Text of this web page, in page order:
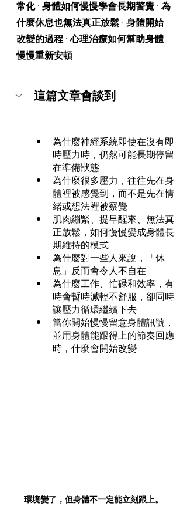
常化 · 身體如何慢慢學會長期警覺 · 為
什麼休息也無法真正放鬆 · 身體開始
改變的過程 · 心理治療如何幫助身體
慢慢重新安頓
這篇文章會談到
為什麼神經系統即使在沒有即
時壓力時，仍然可能長期停留
在準備狀態
為什麼很多壓力，往往先在身
體裡被感覺到，而不是先在情
緒或想法裡被察覺
肌肉繃緊、提早醒來、無法真
正放鬆，如何慢慢變成身體長
期維持的模式
為什麼對一些人來說，「休
息」反而會令人不自在
為什麼工作、忙碌和效率，有
時會暫時減輕不舒服，卻同時
讓壓力循環繼續下去
當你開始慢慢留意身體訊號，
並用身體能跟得上的節奏回應
時，什麼會開始改變
環境變了，但身體不一定能立刻跟上。